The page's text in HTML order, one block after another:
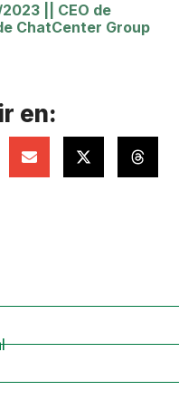
CEO de
ChatCenter Group
en: